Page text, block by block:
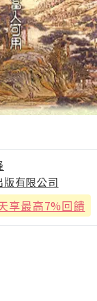
版有限公司
享最高7%回饋